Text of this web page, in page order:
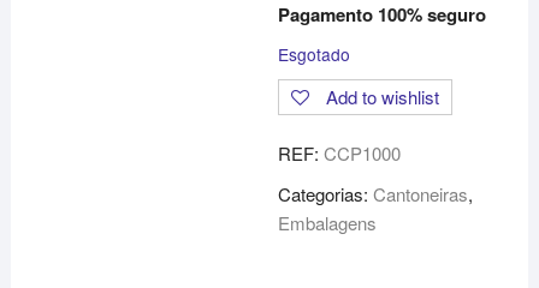
Pagamento 100% seguro
Esgotado
Add to wishlist
REF:CCP1000
Categorias:Cantoneiras,
Embalagens